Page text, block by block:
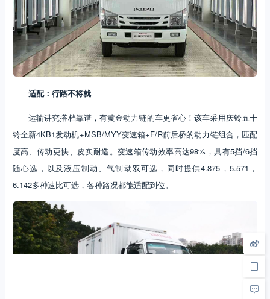
适配：行路不将就
运输讲究搭档靠谱，有黄金动力链的车更省心！该车采用庆铃五十
铃全新4KB1发动机+MSB/MYY变速箱+F/R前后桥的动力链组合，匹配
度高、传动更快、皮实耐造。变速箱传动效率高达98%，具有5挡/6挡
随心选，以及液压制动、气制动双可选，同时提供4.875，5.571，
6.142多种速比可选，各种路况都能适配到位。